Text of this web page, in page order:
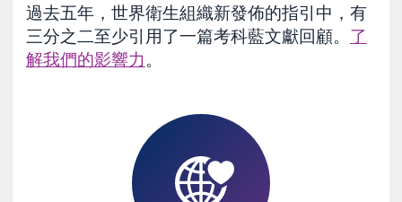
過去五年，世界衛生組織新發佈的指引中，有
三分之二至少引用了一篇考科藍文獻回顧。 了
解我們的影響力 。